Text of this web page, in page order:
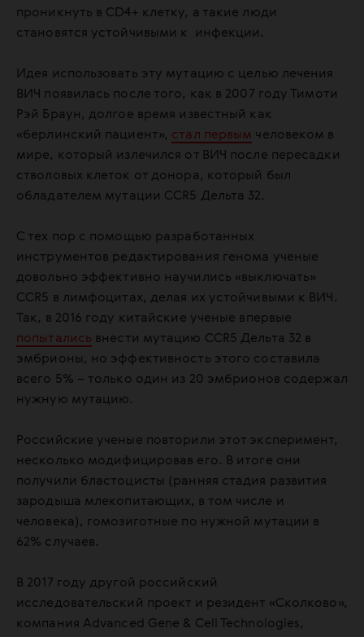
проникнуть в CD4+ клетку, а такие люди
становятся устойчивыми к инфекции.
Идея использовать эту мутацию с целью лечения
ВИЧ появилась после того, как в 2007 году Тимоти
Рэй Браун, долгое время известный как
«берлинский пациент», стал первым человеком в
мире, который излечился от ВИЧ после пересадки
стволовых клеток от донора, который был
обладателем мутации CCR5 Дельта 32.
С тех пор с помощью разработанных
инструментов редактирования генома ученые
довольно эффективно научились «выключать»
CCR5 в лимфоцитах, делая их устойчивыми к ВИЧ.
Так, в 2016 году китайские ученые впервые
попытались внести мутацию CCR5 Дельта 32 в
эмбрионы, но эффективность этого составила
всего 5% – только один из 20 эмбрионов содержал
нужную мутацию.
Российские ученые повторили этот эксперимент,
несколько модифицировав его. В итоге они
получили бластоцисты (ранняя стадия развития
зародыша млекопитающих, в том числе и
человека), гомозиготные по нужной мутации в
62% случаев.
В 2017 году другой российский
исследовательский проект и резидент «Сколково»,
компания Advanced Gene & Cell Technologies,